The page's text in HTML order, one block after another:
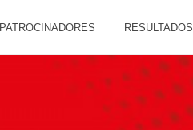
PATROCINADORES RESULTADOS